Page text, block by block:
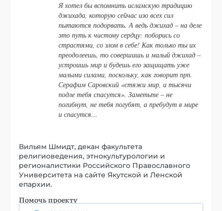
Я хотел бы вспомнить исламскую традицию
джихада, которую сейчас изо всех сил
пытаются подорвать. А ведь джихад – на деле
это путь к чистому сердцу: поборись со
страстями, со злом в себе! Как только ты их
преодолеешь, то совершишь и малый джихад –
устроишь мир и будешь его защищать уже
малыми силами, поскольку, как говорит прп.
Серафим Саровский «стяжи мир, и тысячи
подле тебя спасутся». Заметьте – не
погибнут, не тебя погубят, а пребудут в мире
и спасутся…
Вильям Шмидт, декан факультета
религиоведения, этнокультурологии и
регионалистики Российского Православного
Университета на сайте Якутской и Ленской
епархии.
Помочь проекту